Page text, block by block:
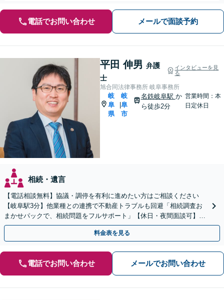
電話でお問い合わせ メールで面談予約
平田 伸男 弁護
士
インタビューを見
る
旭合同法律事務所 岐阜事務所
岐
阜
県
|
岐
阜
市
名鉄岐阜駅 か
ら徒歩2分
営業時間：本
日定休日
相続・遺言
【電話相談無料】協議・調停を有利に進めたい方はご相談ください
【岐阜駅3分】他業種との連携で不動産トラブルも回避「相続調査お
まかせパックで、相続問題をフルサポート」【休日・夜間面談可】
【電話相談・ビデオ面談あり】【完全個室対応】
料金表を見る
電話でお問い合わせ メールでお問い合わせ